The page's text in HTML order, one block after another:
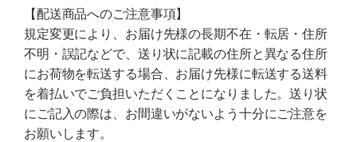
【配送商品へのご注意事項】
規定変更により、お届け先様の長期不在・転居・住所
不明・誤記などで、送り状に記載の住所と異なる住所
にお荷物を転送する場合、お届け先様に転送する送料
を着払いでご負担いただくことになりました。送り状
にご記入の際は、お間違いがないよう十分にご注意を
お願いします。